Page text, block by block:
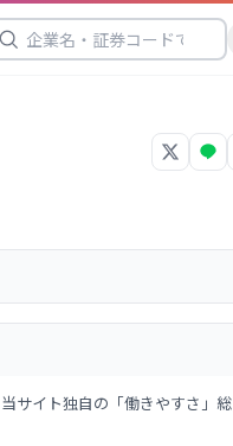
サイト独自の「働きやすさ」総